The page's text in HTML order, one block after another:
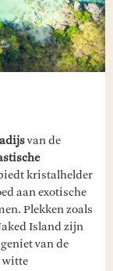
van de
kristalhelder
aan exotische
Plekken zoals
Island zijn
van de
witte